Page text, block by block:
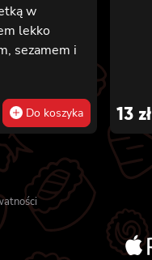
w
lekko
sezamem i
Do koszyka 13 zł